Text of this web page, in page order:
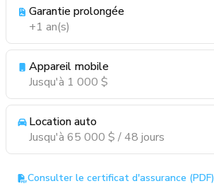
Garantie prolongée
+1 an(s)
Appareil mobile
Jusqu'à 1 000 $
Location auto
Jusqu'à 65 000 $ / 48 jours
Consulter le certificat d'assurance (PDF)